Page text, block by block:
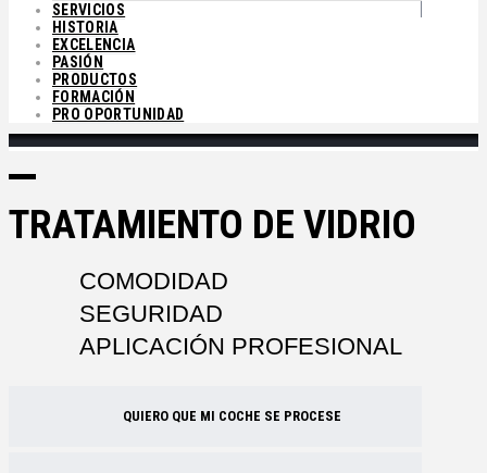
SERVICIOS
HISTORIA
EXCELENCIA
PASIÓN
PRODUCTOS
FORMACIÓN
PRO OPORTUNIDAD
TRATAMIENTO DE VIDRIO
COMODIDAD
SEGURIDAD
APLICACIÓN PROFESIONAL
QUIERO QUE MI COCHE SE PROCESE